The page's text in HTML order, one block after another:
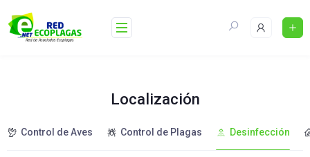
to
content
Localización
Control de Aves Control de Plagas Desinfección